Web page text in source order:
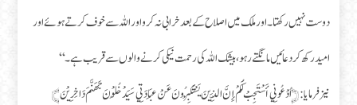
دوست نہیں رکھتا۔ اور ملک میں اصلاح کے بعد خرابی نہ کرو اور اللہ سے خوف کرتے ہوئے اور
امید رکھ کر دعائیں مانگتے رہو، بیشک اللہ کی رحمت نیکی کرنے والوں سے قریب ہے۔‘‘
نیز فرمایا: ﴿اُدْعُونِي أَسْتَجِبْ لَكُمْ إِنَّ الَّذِينَ يَسْتَكْبِرُونَ عَنْ عِبَادَتِي سَيَدْخُلُوْنَ جَهَنَّمَ دَاخِرِيْنَ﴾